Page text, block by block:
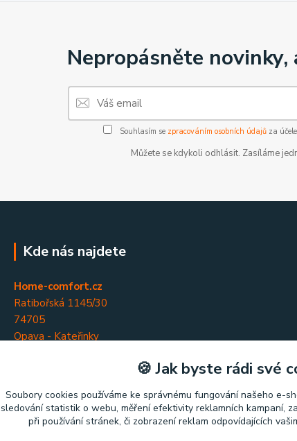
Nepropásněte novinky,
Souhlasím se zpracováním osobních údajůza
Můžete se kdykoli odhlásit. Zasíláme
Kde nás najdete
Home-comfort.cz
Ratibořská 1145/30
74705
Opava - Kateřinky
🍪 Jak byste rádi své
Soubory cookies používáme ke správnému fungování našeho e-
sledování statistik o webu, měření efektivity reklamních kampaní,
při používání stránek, či zobrazení reklam odpovídajících